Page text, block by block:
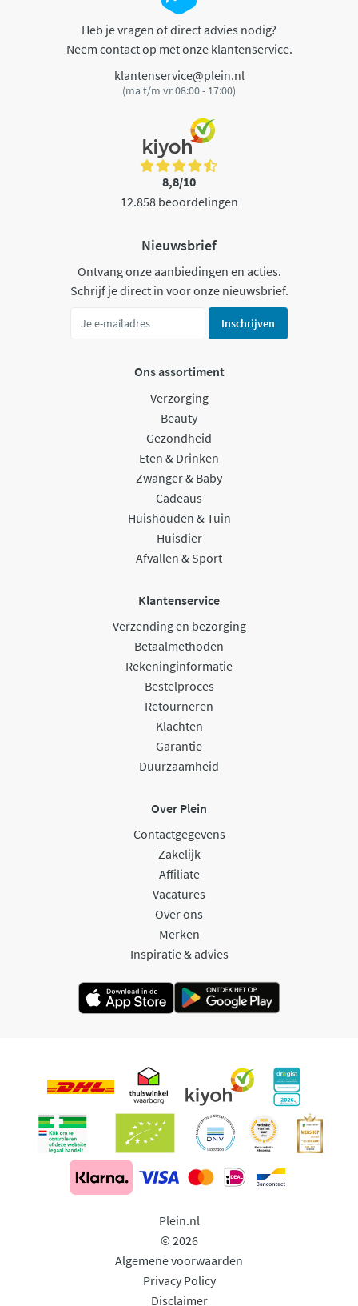
Heb je vragen of direct advies nodig?
Neem contact op met onze klantenservice.
klantenservice@plein.nl
(ma t/m vr 08:00 - 17:00)
8,8/10
12.858 beoordelingen
Nieuwsbrief
Ontvang onze aanbiedingen en acties.
Schrijf je direct in voor onze nieuwsbrief.
Inschrijven
Ons assortiment
Verzorging
Beauty
Gezondheid
Eten & Drinken
Zwanger & Baby
Cadeaus
Huishouden & Tuin
Huisdier
Afvallen & Sport
Klantenservice
Verzending en bezorging
Betaalmethoden
Rekeninginformatie
Bestelproces
Retourneren
Klachten
Garantie
Duurzaamheid
Over Plein
Contactgegevens
Zakelijk
Affiliate
Vacatures
Over ons
Merken
Inspiratie & advies
Plein.nl
© 2026
Algemene voorwaarden
Privacy Policy
Disclaimer